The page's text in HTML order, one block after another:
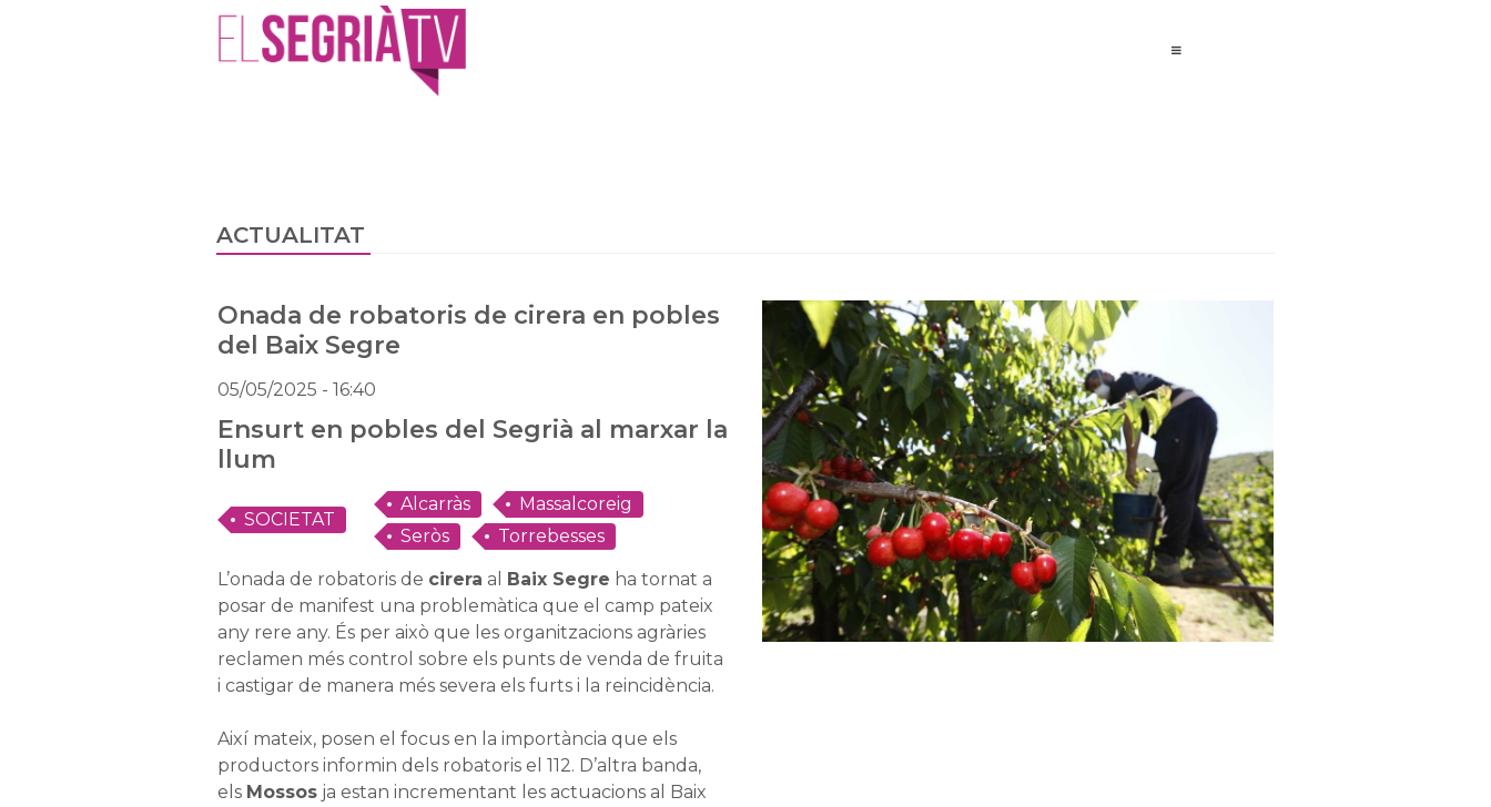
ACTUALITAT
Onada de robatoris de cirera en pobles
del Baix Segre
05/05/2025 - 16:40
Ensurt en pobles del Segrià al marxar la
llum
SOCIETAT
Alcarràs
Massalcoreig
Seròs
Torrebesses
L’onada de robatoris de cirera al Baix Segre ha tornat a
posar de manifest una problemàtica que el camp pateix
any rere any. És per això que les organitzacions agràries
reclamen més control sobre els punts de venda de fruita
i castigar de manera més severa els furts i la reincidència.
Així mateix, posen el focus en la importància que els
productors informin dels robatoris el 112. D’altra banda,
els Mossosja estan incrementant les actuacions al Baix